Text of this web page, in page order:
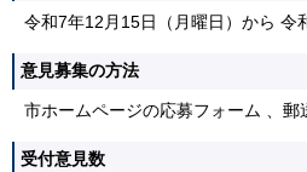
令和7年12月15日（月曜日）から 令
意見募集の方法
市ホームページの応募フォーム 、郵
受付意見数